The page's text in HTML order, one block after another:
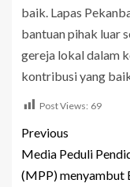
baik. Lapas
bantuan pihak luar
gereja lokal dalam
kontribusi yang
Post Views: 69
Previous
Media Peduli
(MPP) menyambut